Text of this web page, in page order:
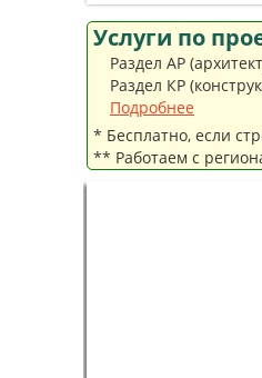
Услуги по
Раздел АР
Раздел КР
Подробнее
* Бесплатно, если
** Работаем с